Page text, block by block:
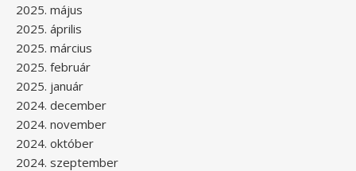
2025. május
2025. április
2025. március
2025. február
2025. január
2024. december
2024. november
2024. október
2024. szeptember